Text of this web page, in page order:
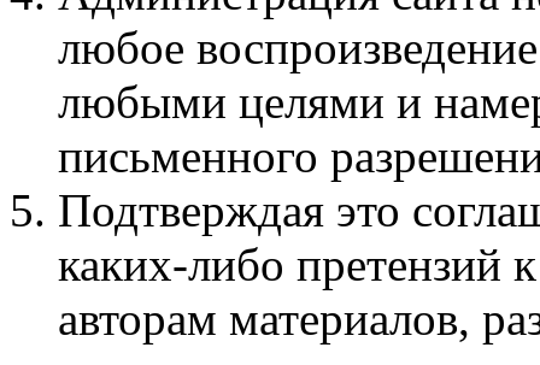
любое
любыми целями и
письменного
Подтверждая это
каких-либо претензий
авторам материалов,